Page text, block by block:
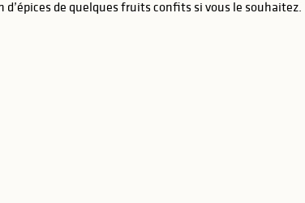
d’épices de quelques fruits confits si vous le souhaitez.